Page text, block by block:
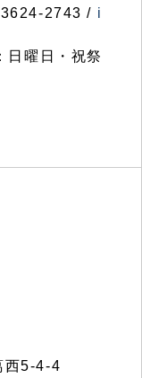
2743 / i
曜日・祝祭
西5-4-4